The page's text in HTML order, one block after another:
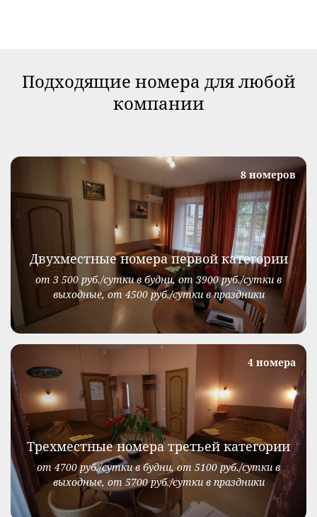
Подходящие номера для любой
компании
8 номеров
Двухместные номера первой категории
от 3 500 руб./сутки в будни, от 3900 руб./сутки в
выходные, от 4500 руб./сутки в праздники
4 номера
Трехместные номера третьей категории
от 4700 руб./сутки в будни, от 5100 руб./сутки в
выходные, от 5700 руб./сутки в праздники